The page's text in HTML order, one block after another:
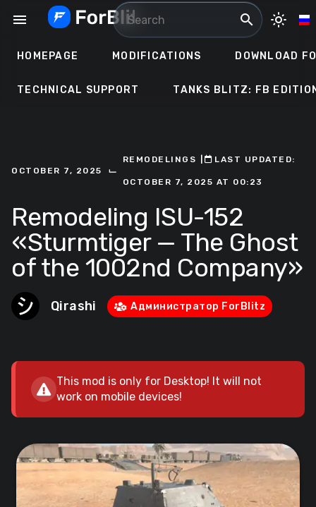
menu search light_mode
HOMEPAGE MODIFICATIONS DOWNLOAD
TECHNICAL SUPPORT TANKS BLITZ: FB
OCTOBER 7, 2025 ⌙
REMODELINGS ㅤLAST UPDATED:
OCTOBER 7, 2025 AT 00:23
Remodeling ISU-152
«Sturmtiger — The Ghost
of the 1002nd Company»
Qirashi Администратор ForBlitz
This mod is only for Desktop! It will not
work on mobile devices!